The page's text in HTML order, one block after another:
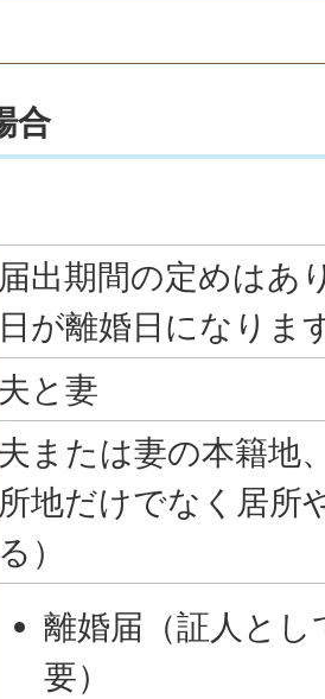
合
届出期間の定めはあ
日が離婚日になりま
夫と妻
夫または妻の本籍地
所地だけでなく居所
る）
離婚届（証人と
要）